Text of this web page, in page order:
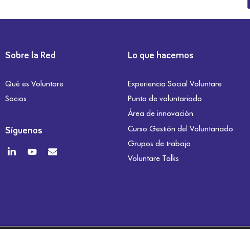
Sobre la Red
Qué es Voluntare
Socios
Síguenos
Lo que hacemos
Experiencia Social Voluntare
Punto de voluntariado
Área de innovación
Curso Gestión del Voluntariado
Grupos de trabajo
Voluntare Talks